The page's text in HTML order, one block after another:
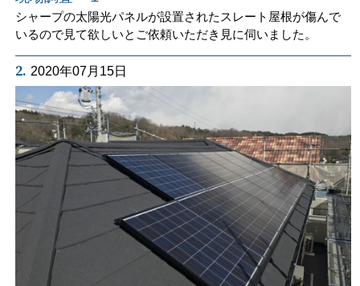
シャープの太陽光パネルが設置されたスレート屋根が傷んで
いるので見て欲しいとご依頼いただき見に伺いました。
2. 2020年07月15日